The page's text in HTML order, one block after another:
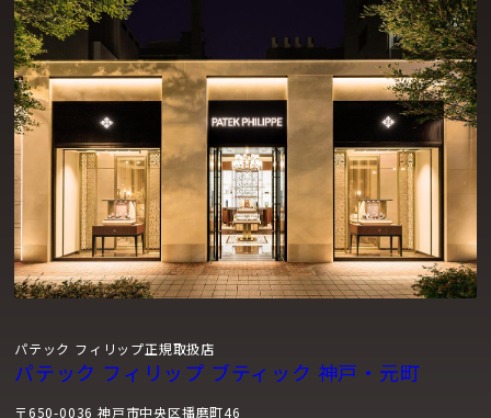
パテック フィリップ正規取扱店
パテック フィリップ ブティック 神戸・元町
〒650-0036 神戸市中央区播磨町46